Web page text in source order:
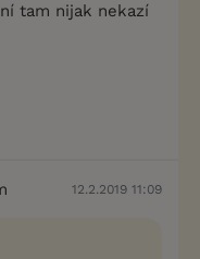
tam nijak nekazí
12.2.2019 11:09